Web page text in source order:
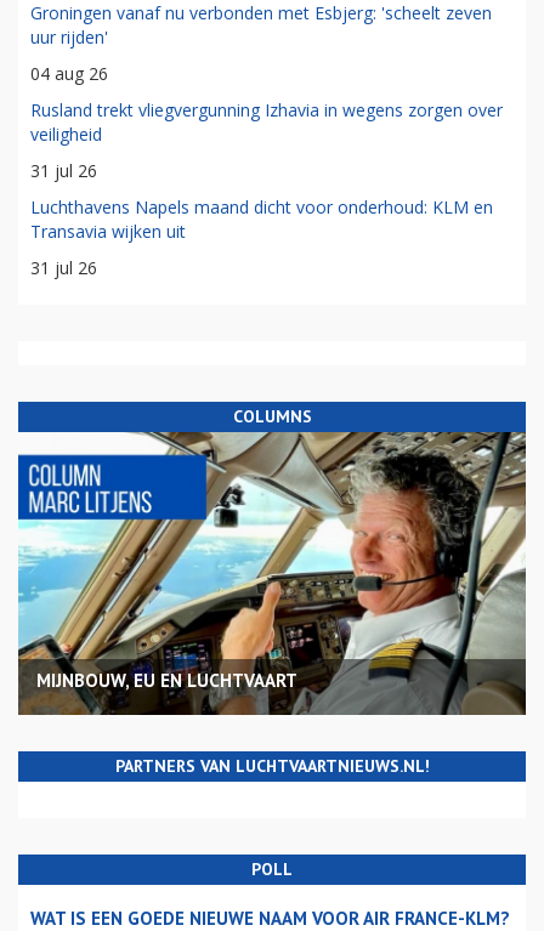
Groningen vanaf nu verbonden met Esbjerg: 'scheelt zeven
uur rijden'
04 aug 26
Rusland trekt vliegvergunning Izhavia in wegens zorgen over
veiligheid
31 jul 26
Luchthavens Napels maand dicht voor onderhoud: KLM en
Transavia wijken uit
31 jul 26
COLUMNS
MIJNBOUW, EU EN LUCHTVAART
PARTNERS VAN LUCHTVAARTNIEUWS.NL!
POLL
WAT IS EEN GOEDE NIEUWE NAAM VOOR AIR FRANCE-KLM?